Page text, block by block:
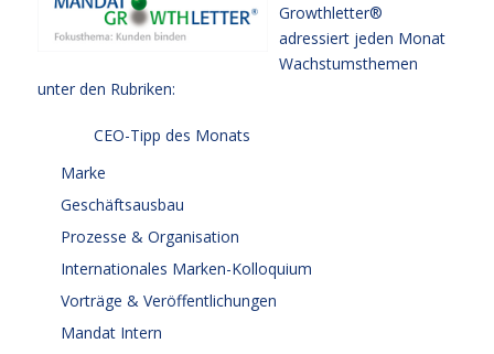
Growthletter®
adressiert jeden Monat
Wachstumsthemen
unter den Rubriken:
CEO-Tipp des Monats
Marke
Geschäftsausbau
Prozesse & Organisation
Internationales Marken-Kolloquium
Vorträge & Veröffentlichungen
Mandat Intern